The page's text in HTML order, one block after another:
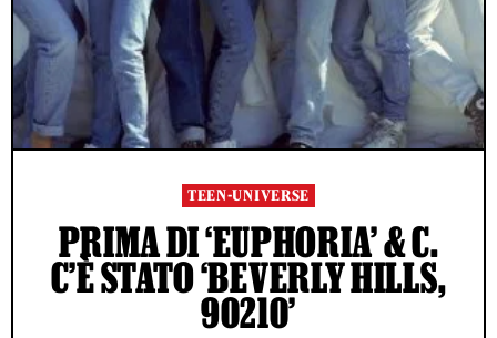
TEEN-UNIVERSE
PRIMA DI ‘EUPHORIA’ & C.
C’È STATO ‘BEVERLY HILLS,
90210’